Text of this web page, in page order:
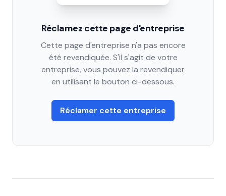
Réclamez cette page d'entreprise
Cette page d'entreprise n'a pas encore
été revendiquée. S'il s'agit de votre
entreprise, vous pouvez la revendiquer
en utilisant le bouton ci-dessous.
Réclamer cette entreprise